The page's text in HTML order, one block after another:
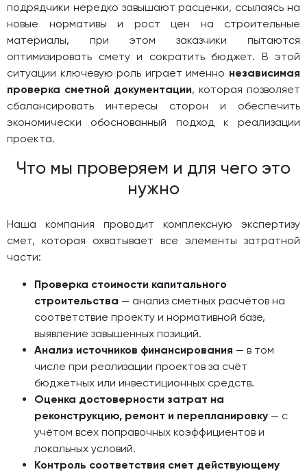
подрядчики нередко завышают расценки, ссылаясь на
новые нормативы и рост цен на строительные
материалы, при этом заказчики пытаются
оптимизировать смету и сократить бюджет. В этой
ситуации ключевую роль играет именно независимая
проверка сметной документации, которая позволяет
сбалансировать интересы сторон и обеспечить
экономически обоснованный подход к реализации
проекта.
Что мы проверяем и для чего это
нужно
Наша компания проводит комплексную экспертизу
смет, которая охватывает все элементы затратной
части:
Проверка стоимости капитального
строительства — анализ сметных расчётов на
соответствие проекту и нормативной базе,
выявление завышенных позиций.
Анализ источников финансирования — в том
числе при реализации проектов за счёт
бюджетных или инвестиционных средств.
Оценка достоверности затрат на
реконструкцию, ремонт и перепланировку — с
учётом всех поправочных коэффициентов и
локальных условий.
Контроль соответствия смет действующему